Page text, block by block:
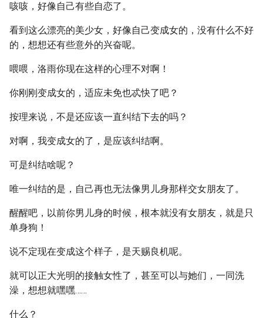
咳咳，好像自己有些自恋了。
看到这么漂亮的美少女，好像自己变成女的，没有什么不好
的，想想还有些意外的兴奋呢。
喂喂，洛雨你现在这样的心理不对啊！
你刚刚变成女的，适应未免也忒快了吧？
按理来说，不是还应该一直纠结下去的吗？
对啊，我变成女的了，是应该纠结啊。
可是纠结啥呢？
唯一纠结的是，自己再也无法像男儿身那样交女朋友了。
醒醒吧，以前你男儿身的时候，根本就没有女朋友，就是只
单身狗！
说不定现在变成这个样子，是天赐良机呢。
就可以正大光明的接触女性了，甚至可以与她们，一同洗
澡，想想就嘿嘿……
什么？